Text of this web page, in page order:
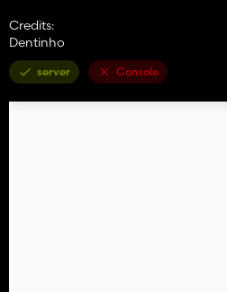
Credits:
Dentinho
server Console